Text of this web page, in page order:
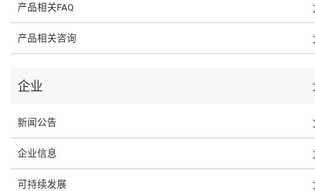
产品相关FAQ
产品相关咨询
企业
新闻公告
企业信息
可持续发展